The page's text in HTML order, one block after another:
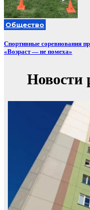
Общество
Спортивные соревнования
«Возраст — не помеха»